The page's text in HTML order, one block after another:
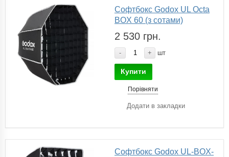
Софтбокс Godox UL Octa
BOX 60 (з сотами)
2 530 грн.
- + шт
Купити
Порівняти
Додати в закладки
Софтбокс Godox UL-BOX-